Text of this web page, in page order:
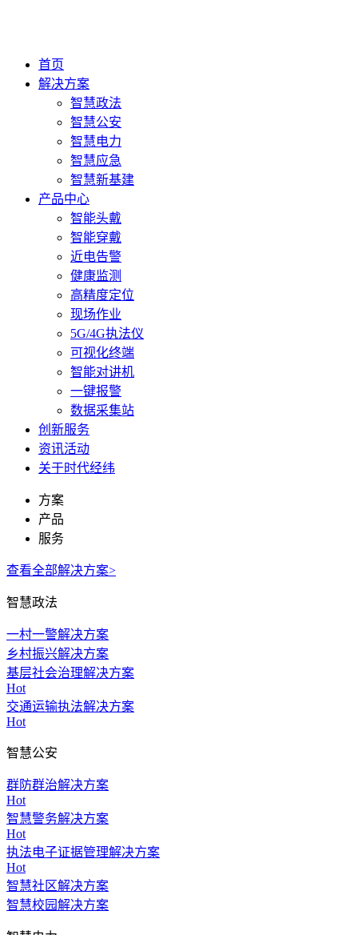
首页
解决方案
智慧政法
智慧公安
智慧电力
智慧应急
智慧新基建
产品中心
智能头戴
智能穿戴
近电告警
健康监测
高精度定位
现场作业
5G/4G执法仪
可视化终端
智能对讲机
一键报警
数据采集站
创新服务
资讯活动
关于时代经纬
方案
产品
服务
查看全部解决方案>
智慧政法
一村一警解决方案
乡村振兴解决方案
基层社会治理解决方案
Hot
交通运输执法解决方案
Hot
智慧公安
群防群治解决方案
Hot
智慧警务解决方案
Hot
执法电子证据管理解决方案
Hot
智慧社区解决方案
智慧校园解决方案